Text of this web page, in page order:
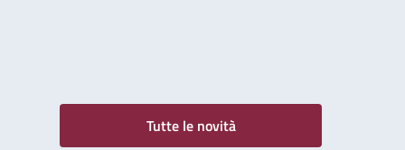
Tutte le novità